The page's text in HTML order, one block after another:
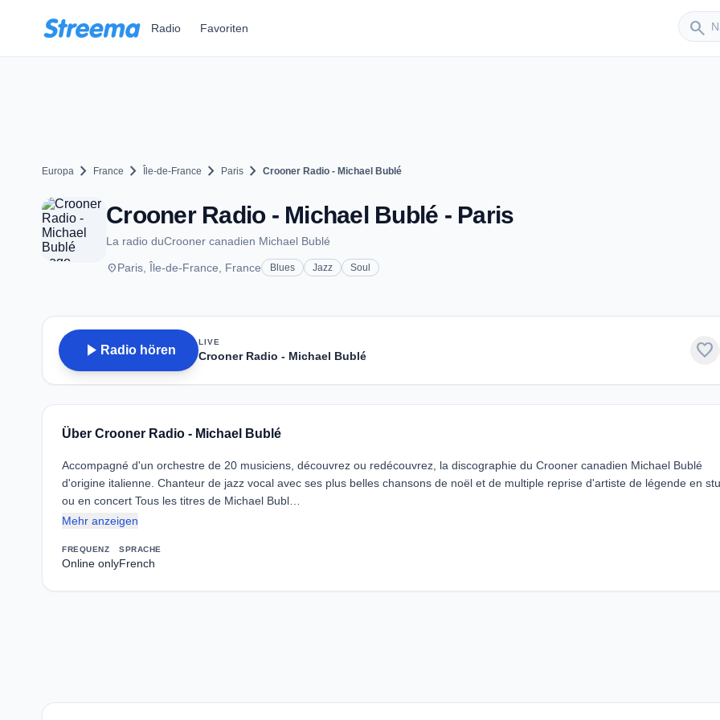
Radio Favoriten search
Europa chevron_right France chevron_right Île-de-France chevron_right Paris chevron_right Crooner Radio - Michael Bublé
Crooner Radio - Michael Bublé - Paris
La radio duCrooner canadien Michael Bublé
placeParis, Île-de-France, France Blues Jazz Soul
play_arrow Radio hören
LIVE
Crooner Radio - Michael Bublé favorite
Über Crooner Radio - Michael Bublé
Accompagné d'un orchestre de 20 musiciens, découvrez ou redécouvrez, la discographie du Crooner canadien Michael Bublé
d'origine italienne. Chanteur de jazz vocal avec ses plus belles chansons de noël et de multiple reprise d'artiste de légende en
ou en concert Tous les titres de Michael Bubl…
Mehr anzeigen
FREQUENZ
Online only
SPRACHE
French